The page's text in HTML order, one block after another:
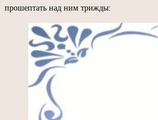
прошептать над ним трижды: